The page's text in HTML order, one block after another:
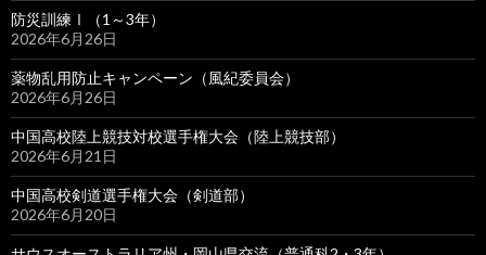
防災訓練Ⅰ（1～3年）
2026年6月26日
薬物乱用防止キャンペーン（風紀委員会）
2026年6月26日
中国高校陸上競技対校選手権大会（陸上競技部）
2026年6月21日
中国高校剣道選手権大会（剣道部）
2026年6月20日